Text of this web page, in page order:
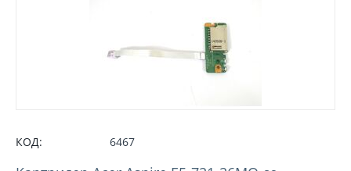
КОД: 6467